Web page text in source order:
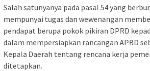
Salah satunyanya pada pasal 54 yang
mempunyai tugas dan wewenangan
pendapat berupa pokok pikiran DPRD
dalam mempersiapkan rancangan APBD
Kepala Daerah tentang rencana kerja
ditetapkan.